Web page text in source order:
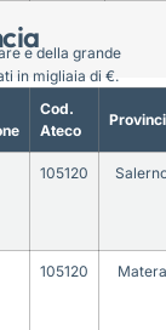
Cod.
Ateco
105120
105120 Matera
e della grande
in migliaia di €.